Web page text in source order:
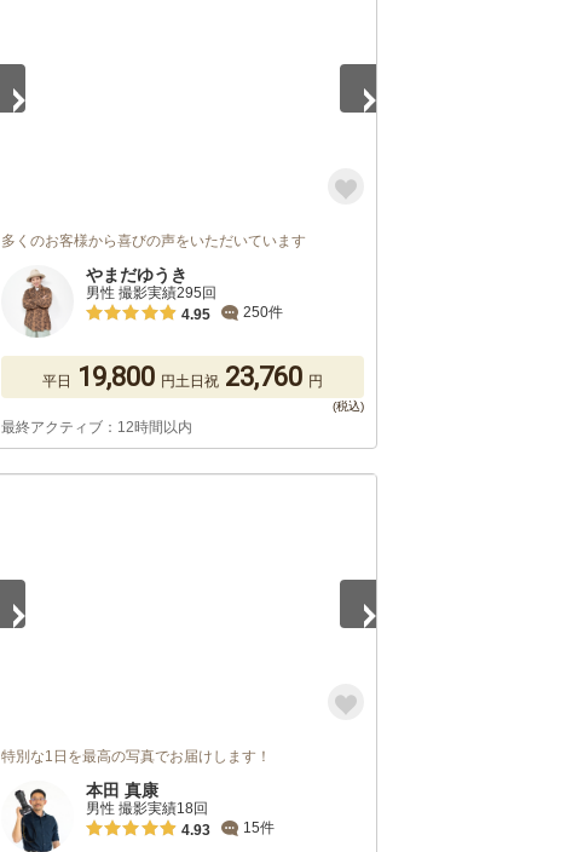
多くのお客様から喜びの声をいただいています
やまだゆうき
男性 撮影実績295回
4.95
250件
平日 19,800 円土日祝 23,760 円
最終アクティブ：12時間以内
特別な1日を最高の写真でお届けします！
本田 真康
男性 撮影実績18回
4.93
15件